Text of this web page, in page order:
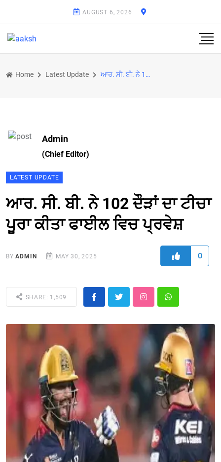
AUGUST 6, 2026
Home Latest Update ਆਰ. ਸੀ. ਬੀ. ਨੇ 102 ਦੌੜਾਂ ਦਾ ਟੀਚਾ ਪੂਰਾ ਕੀਤਾ ਫਾਈਲ ਵਿਚ ਪ੍ਰਵੇਸ਼
Admin
(Chief Editor)
LATEST UPDATE
ਆਰ. ਸੀ. ਬੀ. ਨੇ 102 ਦੌੜਾਂ ਦਾ ਟੀਚਾ
ਪੂਰਾ ਕੀਤਾ ਫਾਈਲ ਵਿਚ ਪ੍ਰਵੇਸ਼
BYADMIN MAY 30, 2025 0
SHARE: 1,509